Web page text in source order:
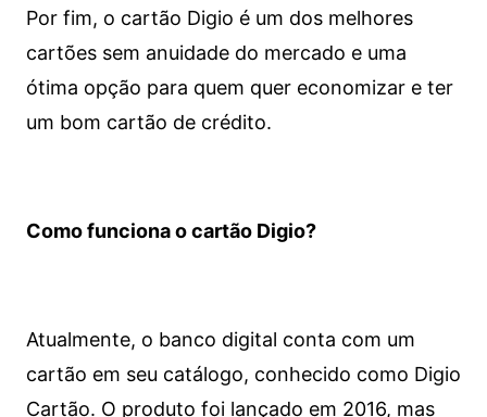
Por fim, o cartão Digio é um dos melhores
cartões sem anuidade do mercado e uma
ótima opção para quem quer economizar e ter
um bom cartão de crédito.
Como funciona o cartão Digio?
Atualmente, o banco digital conta com um
cartão em seu catálogo, conhecido como Digio
Cartão. O produto foi lançado em 2016, mas